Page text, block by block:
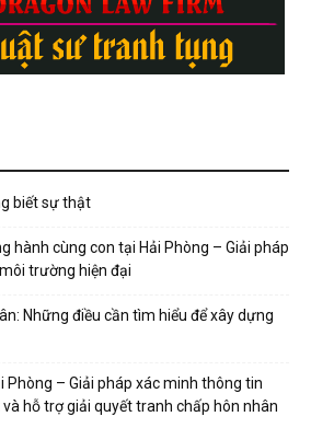
biết sự thật
hành cùng con tại Hải Phòng – Giải pháp
trường hiện đại
Những điều cần tìm hiểu để xây dựng
Phòng – Giải pháp xác minh thông tin
hỗ trợ giải quyết tranh chấp hôn nhân